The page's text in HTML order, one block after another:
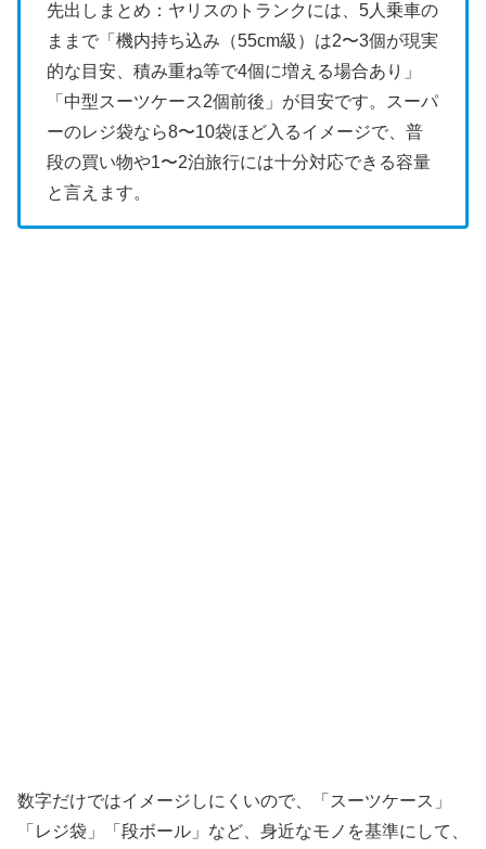
先出しまとめ：ヤリスのトランクには、5人乗車の
ままで「機内持ち込み（55cm級）は2〜3個が現実
的な目安、積み重ね等で4個に増える場合あり」
「中型スーツケース2個前後」が目安です。スーパ
ーのレジ袋なら8〜10袋ほど入るイメージで、普
段の買い物や1〜2泊旅行には十分対応できる容量
と言えます。
数字だけではイメージしにくいので、「スーツケース」
「レジ袋」「段ボール」など、身近なモノを基準にして、